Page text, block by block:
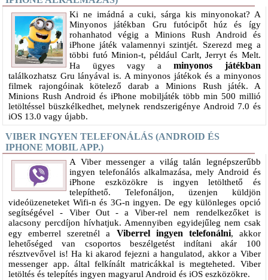
Ki ne imádná a cuki, sárga kis minyonokat? A
Minyonos játékban Gru futócipőt húz és így
rohanhatod végig a Minions Rush Android és
iPhone játék valamennyi szintjét. Szerezd meg a
többi futó Minion-t, például Carlt, Jerryt és Melt.
Ha ügyes vagy aminyonos játékban
találkozhatsz Gru lányával is. A minyonos játékok és a minyonos
filmek rajongóinak kötelező darab a Minions Rush játék. A
Minions Rush Android és iPhone mobiljáték több min 500 millió
letöltéssel büszkélkedhet, melynek rendszerigénye Android 7.0 és
iOS 13.0 vagy újabb.
VIBER INGYEN TELEFONÁLÁS (ANDROID ÉS
IPHONE MOBIL APP.)
A Viber messenger a világ talán legnépszerűbb
ingyen telefonálós alkalmazása, mely Android és
iPhone eszközökre is ingyen letölthető és
telepíthető. Telefonáljon, üzenjen küldjön
videóüzeneteket Wifi-n és 3G-n ingyen. De egy különleges opció
segítségével - Viber Out - a Viber-rel nem rendelkezőket is
alacsony percdíjon hívhatjuk. Amennyiben egyidejűleg nem csak
egy emberrel szeretnél a Viberrel ingyen telefonálni, akkor
lehetőséged van csoportos beszélgetést indítani akár 100
résztvevővel is! Ha ki akarod fejezni a hangulatod, akkor a Viber
messenger app. által felkínált matricákkal is megteheted. Viber
letöltés és telepítés ingyen magyarul Android és iOS eszközökre.